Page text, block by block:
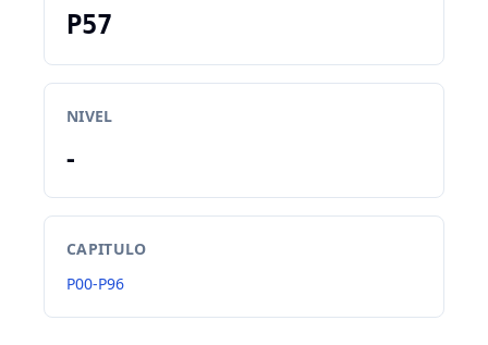
P57
NIVEL
-
CAPITULO
P00-P96